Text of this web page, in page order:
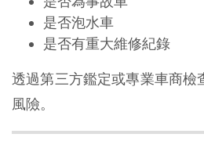
是否泡水車
是否有重大維修紀錄
透過第三方鑑定或專業車商檢
風險。